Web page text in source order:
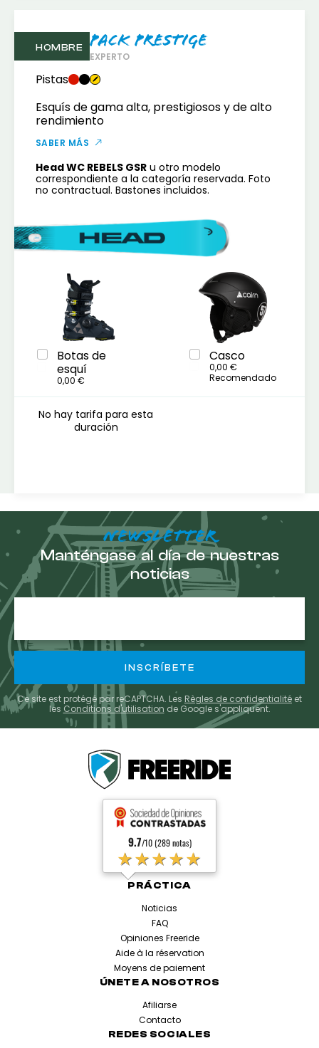
HOMBRE Pack Prestige
EXPERTO
Pistas
Esquís de gama alta, prestigiosos y de alto
rendimiento
SABER MÁS
Head WC REBELS GSR u otro modelo
correspondiente a la categoría reservada. Foto
no contractual. Bastones incluidos.
Botas de
esquí
0,00 €
Casco
0,00 €
Recomendado
No hay tarifa para esta
duración
NEWSLETTER
Manténgase al día de nuestras
noticias
Ce site est protégé par reCAPTCHA. Les Règles de confidentialité et
les Conditions d'utilisation de Google s'appliquent.
9.7/10 (289 notas)
★★★★★
PRÁCTICA
Noticias
FAQ
Opiniones Freeride
Aide à la réservation
Moyens de paiement
ÚNETE A NOSOTROS
Afiliarse
Contacto
REDES SOCIALES